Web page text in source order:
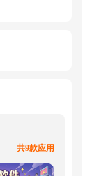
共9款应用